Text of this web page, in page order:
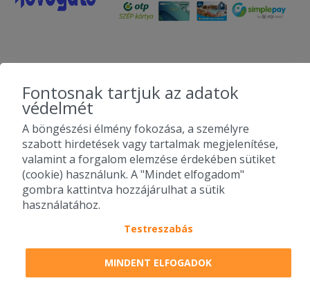
Fontosnak tartjuk az adatok
védelmét
A böngészési élmény fokozása, a személyre
szabott hirdetések vagy tartalmak megjelenítése,
valamint a forgalom elemzése érdekében sütiket
(cookie) használunk. A "Mindet elfogadom"
gombra kattintva hozzájárulhat a sütik
használatához.
Testreszabás
MINDENT ELFOGADOK